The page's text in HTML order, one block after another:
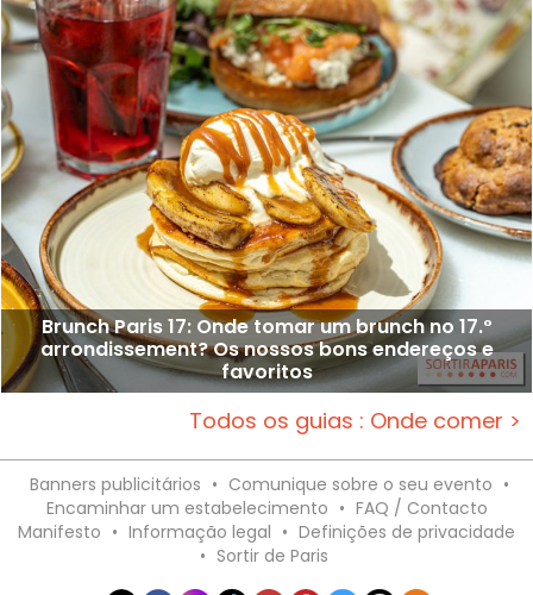
Brunch Paris 17: Onde tomar um brunch no 17.º
arrondissement? Os nossos bons endereços e
favoritos
Todos os guias : Onde comer >
Banners publicitários • Comunique sobre o seu evento •
Encaminhar um estabelecimento • FAQ / Contacto
Manifesto • Informação legal • Definições de privacidade
• Sortir de Paris